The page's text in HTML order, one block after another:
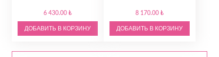
6 430.00 ₺
ДОБАВИТЬ В КОРЗИНУ
8 170.00 ₺
ДОБАВИТЬ В КОРЗИНУ